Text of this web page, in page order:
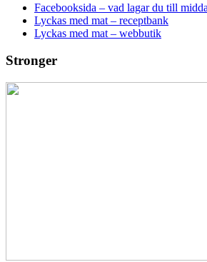
Facebooksida – vad lagar du till
Lyckas med mat – receptbank
Lyckas med mat – webbutik
Stronger